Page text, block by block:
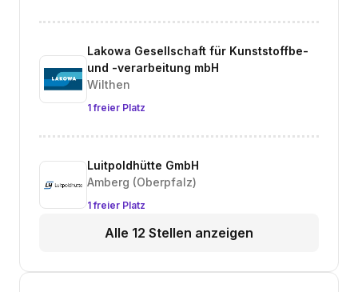
Lakowa Gesellschaft für Kunststoffbe-
und -verarbeitung mbH
Wilthen
1 freier Platz
Luitpoldhütte GmbH
Amberg (Oberpfalz)
1 freier Platz
Alle 12 Stellen anzeigen